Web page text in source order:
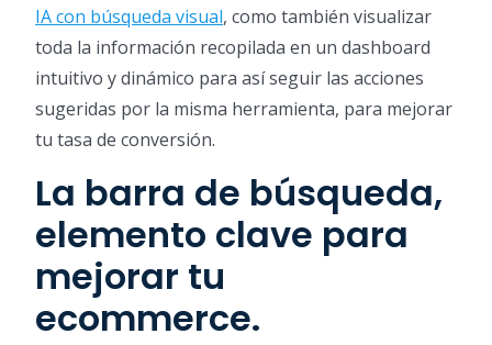
IA con búsqueda visual, como también visualizar
toda la información recopilada en un dashboard
intuitivo y dinámico para así seguir las acciones
sugeridas por la misma herramienta, para mejorar
tu tasa de conversión.
La barra de búsqueda,
elemento clave para
mejorar tu
ecommerce.